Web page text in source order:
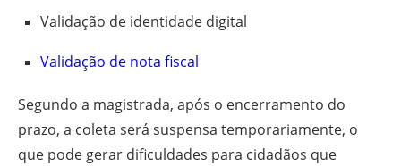
Validação de identidade digital
Validação de nota fiscal
Segundo a magistrada, após o encerramento do
prazo, a coleta será suspensa temporariamente, o
que pode gerar dificuldades para cidadãos que